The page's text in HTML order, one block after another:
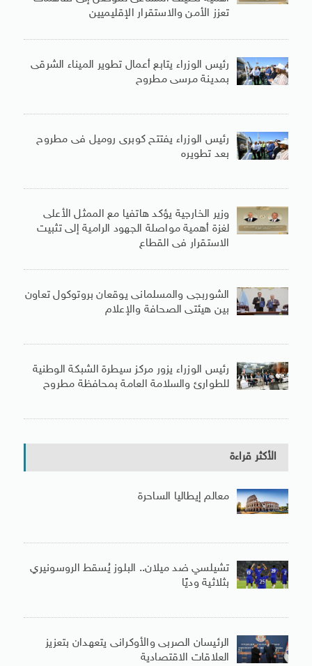
تعزز الأمن والاستقرار الإقليميين
رئيس الوزراء يتابع أعمال تطوير الميناء الشرقى
بمدينة مرسى مطروح
رئيس الوزراء يفتتح كوبرى روميل فى مطروح
بعد تطويره
وزير الخارجية يؤكد هاتفيا مع الممثل الأعلى
لغزة أهمية مواصلة الجهود الرامية إلى تثبيت
الاستقرار فى القطاع
الشوربجى والمسلمانى يوقعان بروتوكول تعاون
بين هيئتى الصحافة والإعلام
رئيس الوزراء يزور مركز سيطرة الشبكة الوطنية
للطوارئ والسلامة العامة بمحافظة مطروح
الأكثر قراءة
معالم إيطاليا الساحرة
تشيلسي ضد ميلان.. البلوز يُسقط الروسونيري
بثلاثية وديًا
الرئيسان الصربى والأوكرانى يتعهدان بتعزيز
العلاقات الاقتصادية